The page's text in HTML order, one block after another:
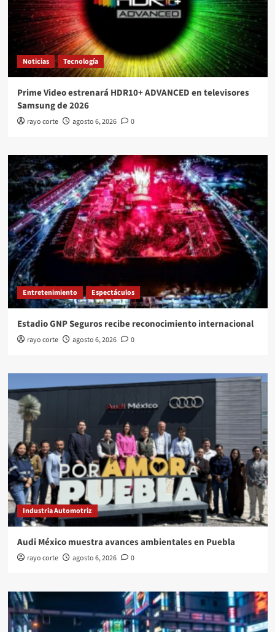
Noticias Tecnología
Prime Video estrenará HDR10+ ADVANCED en televisores
Samsung de 2026
rayo corte agosto 6, 2026 0
Entretenimiento Espectáculos
Estadio GNP Seguros recibe reconocimiento internacional
rayo corte agosto 6, 2026 0
Industria Automotriz
Audi México muestra avances ambientales en Puebla
rayo corte agosto 6, 2026 0